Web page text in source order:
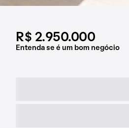
R$ 2.950.000
Entenda se é um bom negócio